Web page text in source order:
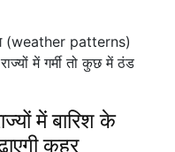
(weather patterns)
में गर्मी तो कुछ में ठंड
में बारिश के
कहर